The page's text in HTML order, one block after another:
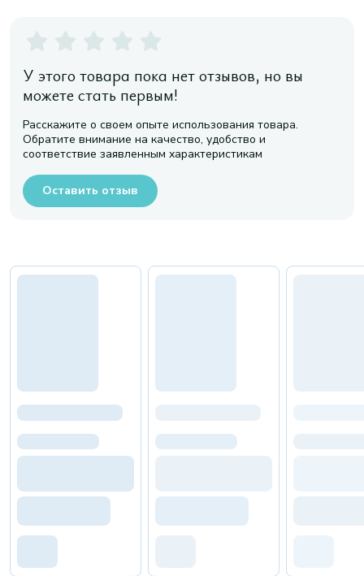
У этого товара пока нет отзывов, но вы
можете стать первым!
Расскажите о своем опыте использования товара.
Обратите внимание на качество, удобство и
соответствие заявленным характеристикам
Оставить отзыв